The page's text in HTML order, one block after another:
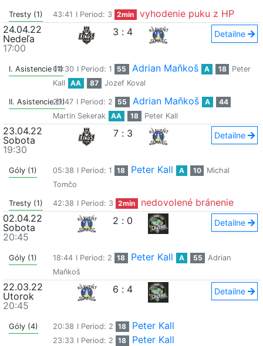
Tresty (1) 43:41 I Period: 3 2min
vyhodenie puku z HP
24.04.22
Nedeľa
17:00
3 : 4 Detailne
I. Asistencie (1)04:30 I Period: 1 55 Adrian Maňkoš A 18
Peter
Kall
AA 87 Jozef Koval
II. Asistencie (1)
29:47 I Period: 2 55 Adrian Maňkoš A
44
Martin Sekerak
AA 18 Peter Kall
23.04.22
Sobota
19:30
7 : 3 Detailne
Góly (1) 05:38 I Period: 1 18 Peter Kall A 10
Michal
Tomčo
Tresty (1) 42:38 I Period: 3 2min
nedovolené bránenie
02.04.22
Sobota
20:45
2 : 0 Detailne
Góly (1) 18:44 I Period: 2 18 Peter Kall A 55
Adrian
Maňkoš
22.03.22
Utorok
20:45
6 : 4 Detailne
Góly (4) 20:38 I Period: 2 18 Peter Kall
23:33 I Period: 2 18 Peter Kall